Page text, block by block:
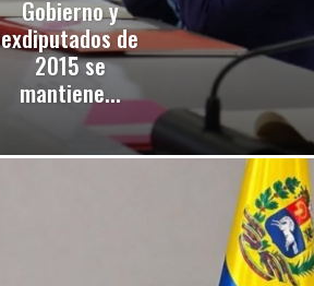
Gobierno y
exdiputados de
2015 se
mantiene...